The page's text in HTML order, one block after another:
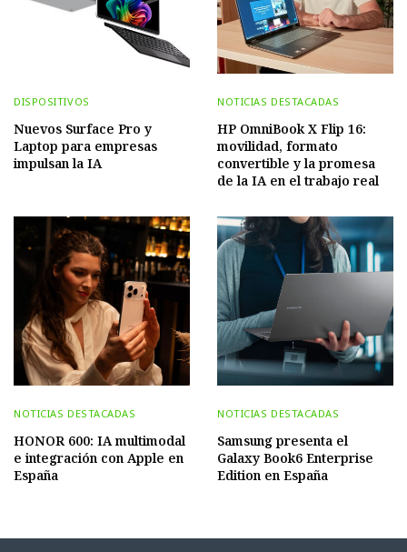
DISPOSITIVOS
Nuevos Surface Pro y
Laptop para empresas
impulsan la IA
NOTICIAS DESTACADAS
HP OmniBook X Flip 16:
movilidad, formato
convertible y la promesa
de la IA en el trabajo real
NOTICIAS DESTACADAS
HONOR 600: IA multimodal
e integración con Apple en
España
NOTICIAS DESTACADAS
Samsung presenta el
Galaxy Book6 Enterprise
Edition en España